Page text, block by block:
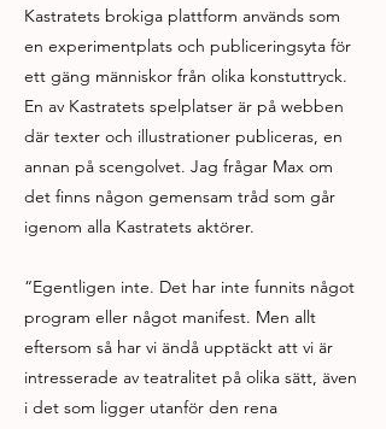
Kastratets brokiga plattform används som
en experimentplats och publiceringsyta för
ett gäng människor från olika konstuttryck.
En av Kastratets spelplatser är på webben
där texter och illustrationer publiceras, en
annan på scengolvet. Jag frågar Max om
det finns någon gemensam tråd som går
igenom alla Kastratets aktörer.
“Egentligen inte. Det har inte funnits något
program eller något manifest. Men allt
eftersom så har vi ändå upptäckt att vi är
intresserade av teatralitet på olika sätt, även
i det som ligger utanför den rena